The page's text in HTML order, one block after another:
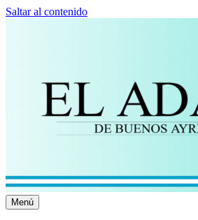
Saltar al contenido
El Adán Buenos Ayres
Noticias porteñas
Menú